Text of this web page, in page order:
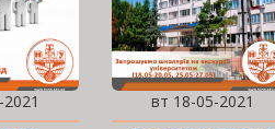
вт 18-05-2021